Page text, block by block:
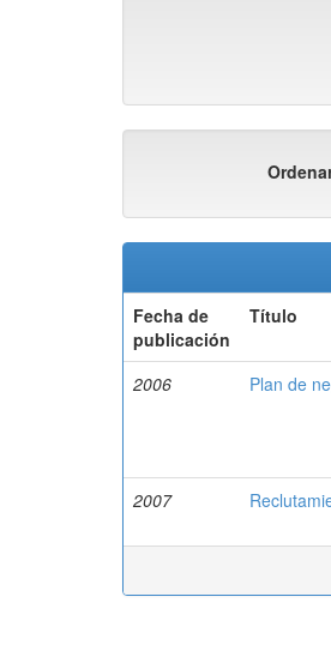
Fecha de
publicación
Título
2006 Plan de
2007